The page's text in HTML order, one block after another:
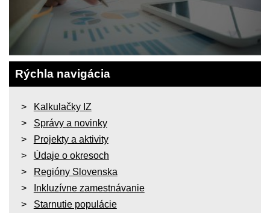
Rýchla navigácia
Kalkulačky IZ
Správy a novinky
Projekty a aktivity
Údaje o okresoch
Regióny Slovenska
Inkluzívne zamestnávanie
Starnutie populácie